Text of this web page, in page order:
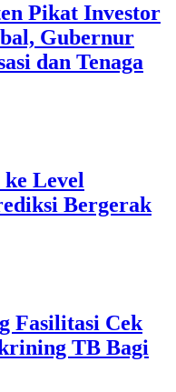
Pikat Investor
Gubernur
dan Tenaga
Level
Bergerak
Fasilitasi Cek
TB Bagi